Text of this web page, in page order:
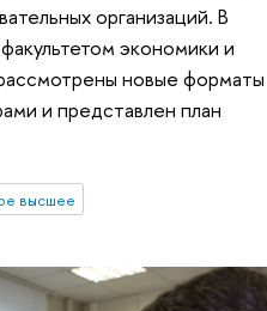
организаций. В
экономики и
новые форматы
и представлен план
высшее